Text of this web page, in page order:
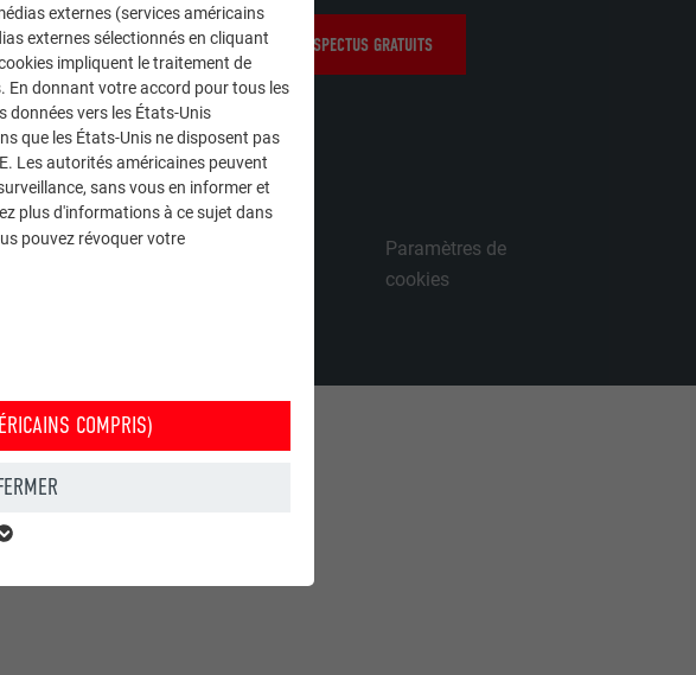
COMMANDER DES PROSPECTUS GRATUITS
Information sur le droit de
Paramètres de
cookies
externes (services américains
externes sélectionnés en cliquant
impliquent le traitement de
En donnant votre accord pour tous les
données vers les États-Unis
que les États-Unis ne disposent pas
Les autorités américaines peuvent
sans vous en informer et
plus d'informations à ce sujet dans
pouvez révoquer votre
COMPRIS)